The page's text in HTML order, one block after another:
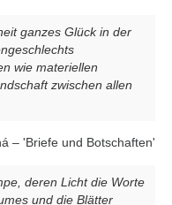
ganzes Glück in der
wie materiellen
zwischen allen
– 'Briefe und Botschaften'
deren Licht die Worte
und die Blätter